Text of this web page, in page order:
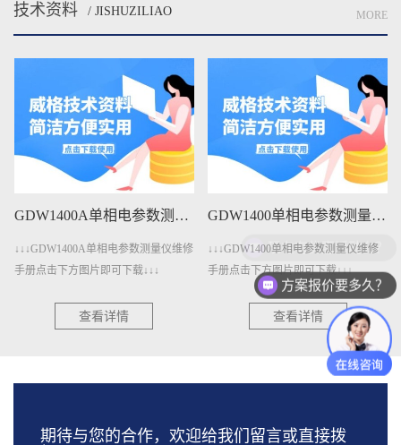
技术资料 / JISHUZILIAO MORE
GDW1400A单相电参数测量仪维修手册下载
↓↓↓GDW1400A单相电参数测量仪维修
手册点击下方图片即可下载↓↓↓
查看详情
GDW1400单相电参数测量仪维修手册下载
↓↓↓GDW1400单相电参数测量仪维修
手册点击下方图片即可下载↓↓↓
查看详情
期待与您的合作，欢迎给我们留言或直接拨
方案报价要多久？
现在有优惠活动么？